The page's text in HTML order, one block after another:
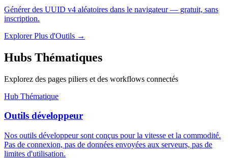
Générer des UUID v4 aléatoires dans le navigateur — gratuit, sans
inscription.
Explorer Plus d'Outils →
Hubs Thématiques
Explorez des pages piliers et des workflows connectés
Hub Thématique
Outils développeur
Nos outils développeur sont conçus pour la vitesse et la commodité.
Pas de connexion, pas de données envoyées aux serveurs, pas de
limites d'utilisation.